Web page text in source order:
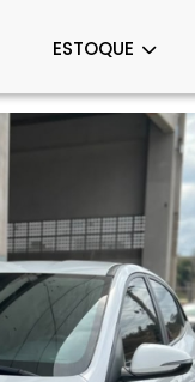
ESTOQUE